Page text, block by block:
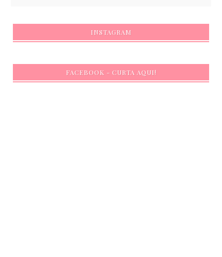
INSTAGRAM
FACEBOOK - CURTA AQUI!